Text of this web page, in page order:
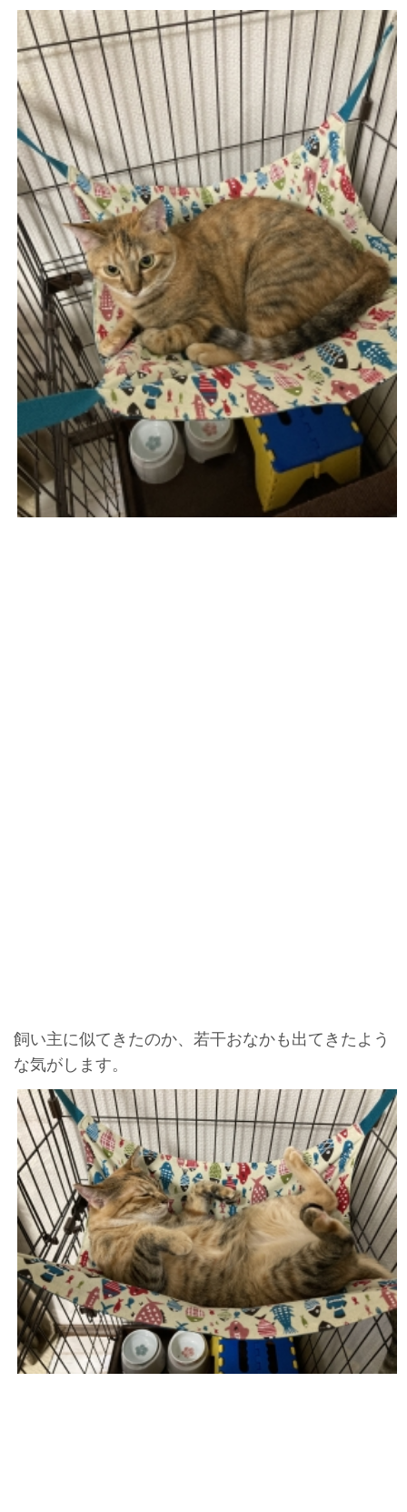
飼い主に似てきたのか、若干おなかも出てきたよう
な気がします。